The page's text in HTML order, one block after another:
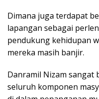
Dimana juga terdapat
lapangan sebagai
pendukung kehidupan
mereka masih banjir.
Danramil Nizam sangat
seluruh komponen